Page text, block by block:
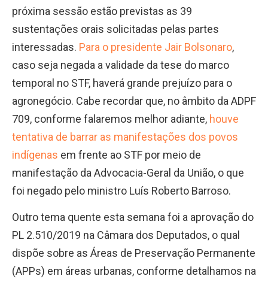
próxima sessão estão previstas as 39
sustentações orais solicitadas pelas partes
interessadas. Para o presidente Jair Bolsonaro,
caso seja negada a validade da tese do marco
temporal no STF, haverá grande prejuízo para o
agronegócio. Cabe recordar que, no âmbito da ADPF
709, conforme falaremos melhor adiante, houve
tentativa de barrar as manifestações dos povos
indígenas em frente ao STF por meio de
manifestação da Advocacia-Geral da União, o que
foi negado pelo ministro Luís Roberto Barroso.
Outro tema quente esta semana foi a aprovação do
PL 2.510/2019 na Câmara dos Deputados, o qual
dispõe sobre as Áreas de Preservação Permanente
(APPs) em áreas urbanas, conforme detalhamos na